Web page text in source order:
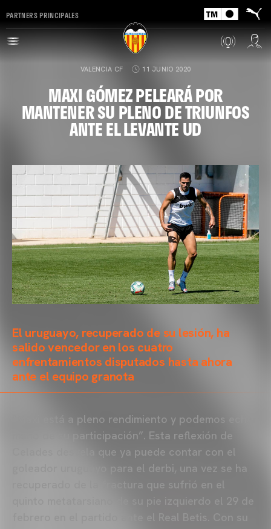
PARTNERS PRINCIPALES
VALENCIA CF 11 JUNIO 2020
MAXI GÓMEZ PELEARÁ POR
MANTENER SU PLENO DE TRIUNFOS
ANTE EL LEVANTE UD
El uruguayo, recuperado de su lesión, ha
salido vencedor en los cuatro
enfrentamientos disputados hasta ahora
ante el equipo granota
“Maxi está a pleno rendimiento y podemos echar
mano de su participación”. Esta reflexión de
Celades desvela que ya puede contar con el
goleador uruguayo para el derbi, una vez se ha
recuperado de la fractura que sufrió en el
quinto metatarsiano de su pie izquierdo el 29 de